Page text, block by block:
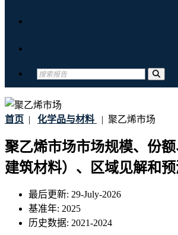
首页 | 化学品与材料 | 聚乙烯市场
聚乙烯市场市场规模、份
建筑材料）、区域见解和预
最后更新: 29-July-2026
基准年: 2025
历史数据: 2021-2024